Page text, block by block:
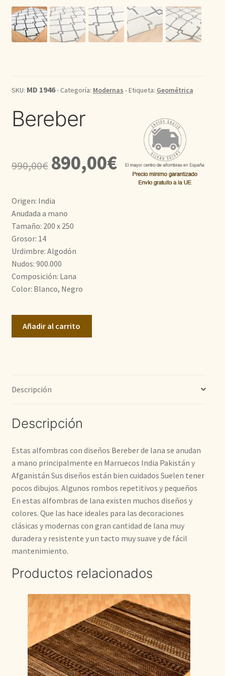
Kilim
Pasillo
SKU: MD 1946- Categoría: Modernas - Etiqueta: Geométrica
Bereber
990,00€
El
precio
era:
990,00€.
890,00€El
precio
Origen: India
Anudada a mano
Tamaño: 200 x 250
Grosor: 14
Urdimbre: Algodón
Nudos: 900.000
Composición: Lana
Color: Blanco, Negro
Añadir al carrito
Descripción
Descripción
Estas alfombras con diseños Bereber de lana se anudan
a mano principalmente en Marruecos India Pakistán y
Afganistán Sus diseños están bien cuidados Suelen tener
pocos dibujos. Algunos rombos repetitivos y pequeños
En estas alfombras de lana existen muchos diseños y
colores. Que las hace ideales para las decoraciones
clásicas y modernas con gran cantidad de lana muy
duradera y resistente y un tacto muy suave y de fácil
mantenimiento.
Productos relacionados